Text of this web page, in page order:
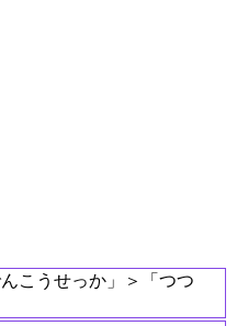
こうせっか」＞「つつ